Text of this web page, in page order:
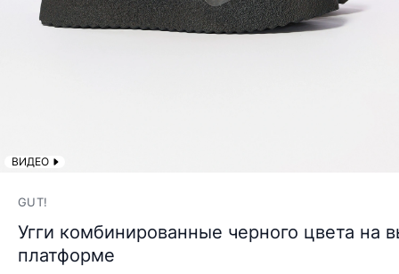
ВИДЕО
GUT!
Угги комбинированные черного цвета на
платформе